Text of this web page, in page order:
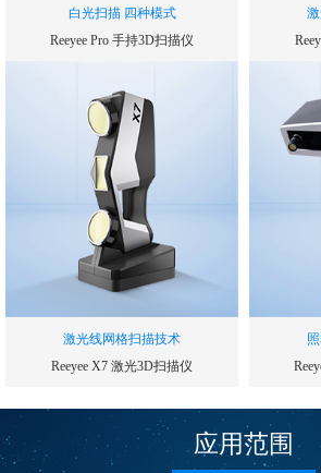
单幅扫描精度
0.05
mm
测量范围
210*150
白光扫描 四种模式
Reeyee Pro 手持3D扫描仪
480000次/秒
0.03
激光线网格扫描技术
Reeyee X7 激光3D扫描仪
测
应用范围